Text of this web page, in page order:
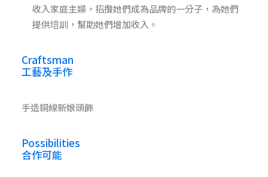
收入家庭主婦，招攬她們成為品牌的一分子，為她們
提供培訓，幫助她們增加收入。
Craftsman
工藝及手作
手造銅線新娘頭飾
Possibilities
合作可能